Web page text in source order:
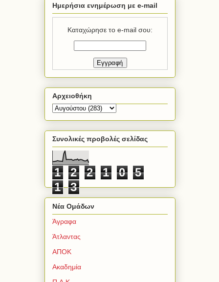
Ημερήσια ενημέρωση με e-mail
Καταχώρησε το e-mail σου:
Αρχειοθήκη
Συνολικές προβολές σελίδας
1 2 2 1 0
5
1
3
Νέα Ομάδων
Άγραφα
Άτλαντας
ΑΠΟΚ
Ακαδημία